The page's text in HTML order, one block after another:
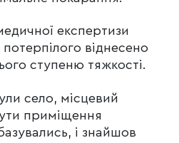
експертизи
віднесено
ступеню тяжкості.
село, місцевий
приміщення
і знайшов